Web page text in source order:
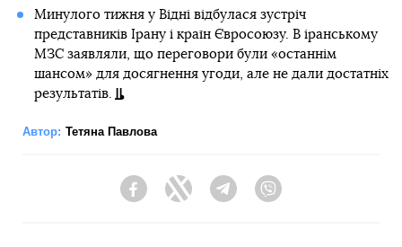
Минулого тижня у Відні відбулася зустріч
представників Ірану і країн Євросоюзу. В іранському
МЗС заявляли, що переговори були «останнім
шансом» для досягнення угоди, але не дали достатніх
результатів.
Автор: Тетяна Павлова
FacebookTwitter Telegram